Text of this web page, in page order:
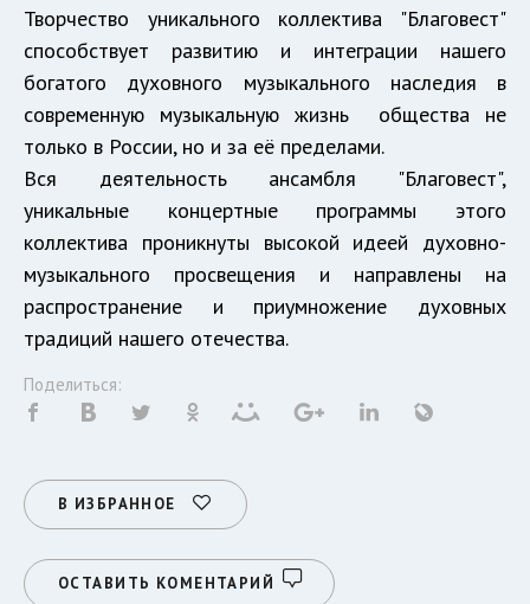
Творчество уникального коллектива "Благовест"
способствует развитию и интеграции нашего
богатого духовного музыкального наследия в
современную музыкальную жизнь общества не
только в России, но и за её пределами.
Вся деятельность ансамбля "Благовест",
уникальные концертные программы этого
коллектива проникнуты высокой идеей духовно-
музыкального просвещения и направлены на
распространение и приумножение духовных
традиций нашего отечества.
Поделиться:
В ИЗБРАННОЕ
ОСТАВИТЬ КОМЕНТАРИЙ